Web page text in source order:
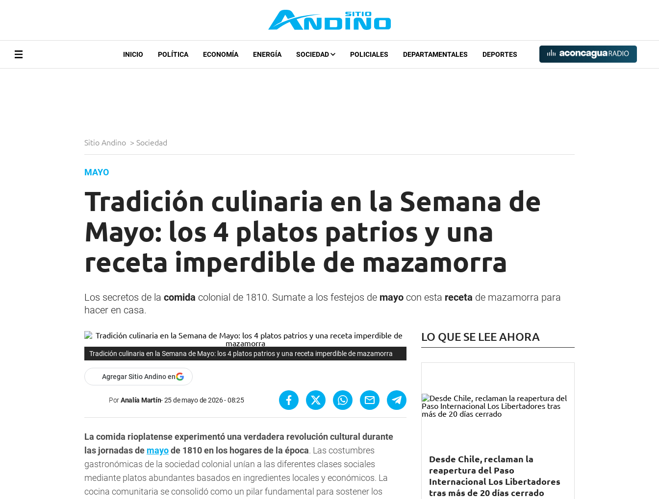
INICIO POLÍTICA ECONOMÍA ENERGÍA SOCIEDAD POLICIALES DEPARTAMENTALES DEPORTES
Sitio Andino > Sociedad
MAYO
Tradición culinaria en la Semana de
Mayo: los 4 platos patrios y una
receta imperdible de mazamorra
Los secretos de la comida colonial de 1810. Sumate a los festejos de mayo con esta receta de mazamorra para
hacer en casa.
Tradición culinaria en la Semana de Mayo: los 4 platos patrios y una receta imperdible de mazamorra
Agregar Sitio Andino en
PorAnalía Martín 25 de mayo de 2026 - 08:25
La comida rioplatense experimentó una verdadera revolución cultural durante
las jornadas de mayode 1810 en los hogares de la época. Las costumbres
gastronómicas de la sociedad colonial unían a las diferentes clases sociales
mediante platos abundantes basados en ingredientes locales y económicos. La
cocina comunitaria se consolidó como un pilar fundamental para sostener los
LO QUE SE LEE AHORA
Desde Chile, reclaman la
reapertura del Paso
Internacional Los Libertadores
tras más de 20 días cerrado